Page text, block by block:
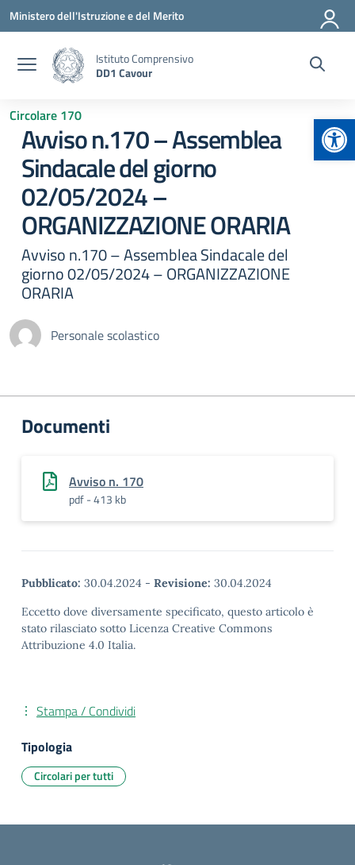
Vai ai contenuti
Vai al menu di navigazione
Vai al footer
Ministero dell'Istruzione e del Merito
Istituto Comprensivo
DD1 Cavour
Circolare 170
Avviso n.170 – Assemblea
Sindacale del giorno
02/05/2024 –
ORGANIZZAZIONE ORARIA
Avviso n.170 – Assemblea Sindacale del
giorno 02/05/2024 – ORGANIZZAZIONE
ORARIA
Personale scolastico
Documenti
Avviso n. 170
pdf - 413 kb
Pubblicato: 30.04.2024 - Revisione: 30.04.2024
Eccetto dove diversamente specificato, questo articolo è
stato rilasciato sotto Licenza Creative Commons
Attribuzione 4.0 Italia.
Stampa / Condividi
Tipologia
Circolari per tutti